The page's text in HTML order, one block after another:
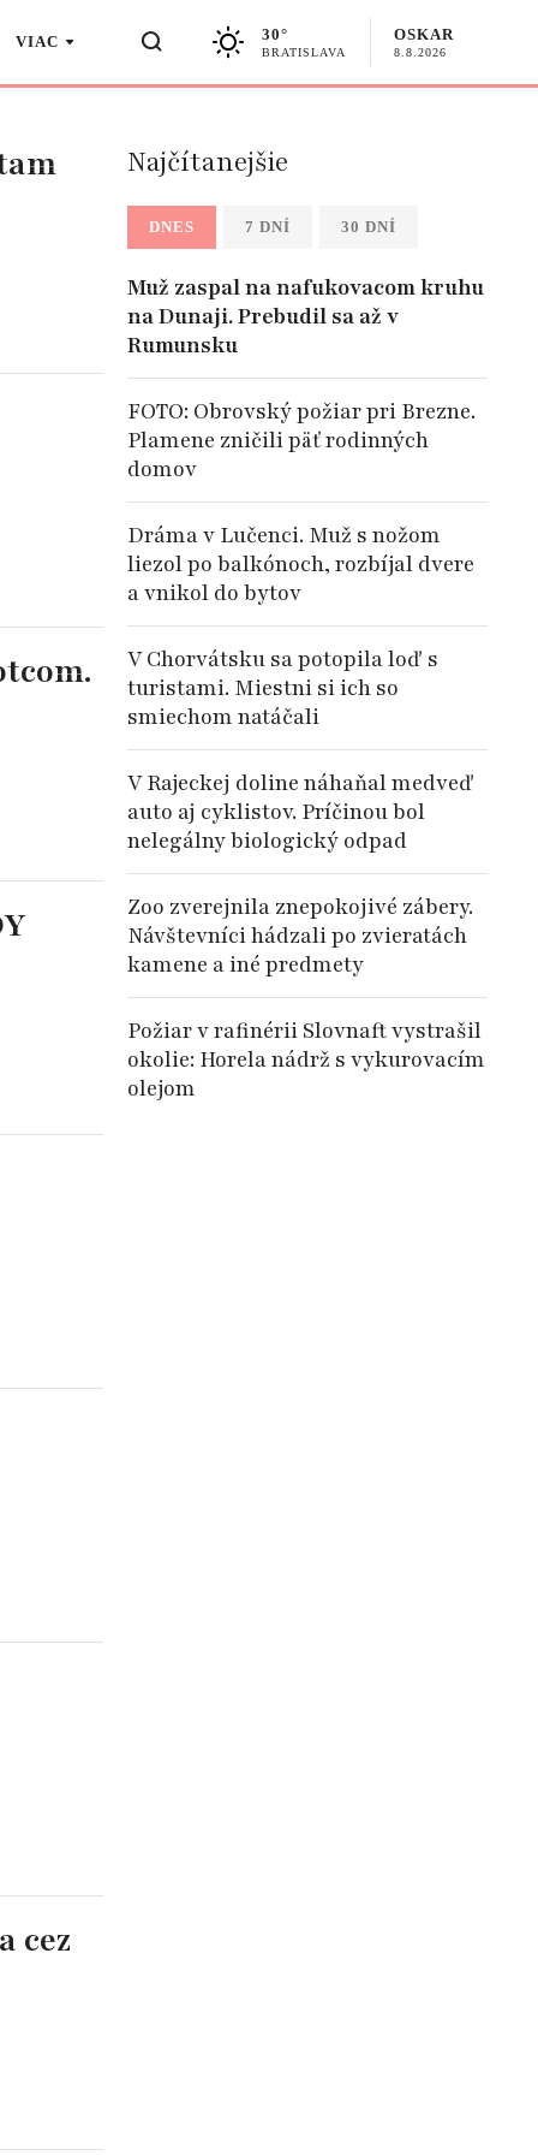
VIAC 30°
BRATISLAVA
OSKAR
8.8.2026
cez
Najčítanejšie
DNES 7 DNÍ 30 DNÍ
Muž zaspal na nafukovacom kruhu
na Dunaji. Prebudil sa až v
Rumunsku
FOTO: Obrovský požiar pri Brezne.
Plamene zničili päť rodinných
domov
Dráma v Lučenci. Muž s nožom
liezol po balkónoch, rozbíjal dvere
a vnikol do bytov
V Chorvátsku sa potopila loď s
turistami. Miestni si ich so
smiechom natáčali
V Rajeckej doline náhaňal medveď
auto aj cyklistov. Príčinou bol
nelegálny biologický odpad
Zoo zverejnila znepokojivé zábery.
Návštevníci hádzali po zvieratách
kamene a iné predmety
Požiar v rafinérii Slovnaft vystrašil
okolie: Horela nádrž s vykurovacím
olejom